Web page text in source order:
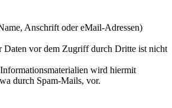
Anschrift oder eMail-Adressen)
Daten vor dem Zugriff durch Dritte ist nicht
wird hiermit
durch Spam-Mails, vor.